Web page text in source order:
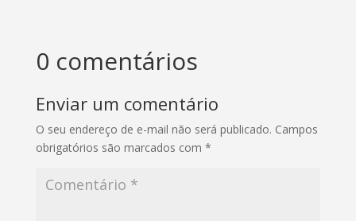
0 comentários
Enviar um comentário
O seu endereço de e-mail não será publicado. Campos
obrigatórios são marcados com *